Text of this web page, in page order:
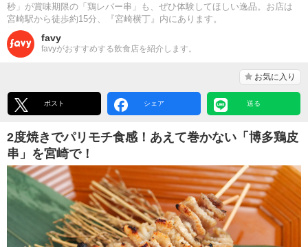
秒」が賞味期限の「鶏レバー串」も、ぜひ体験してほしい逸品。お店は
宮崎駅から徒歩約15分、『宮崎横丁』内にあります。
favy
favyがおすすめする飲食店を紹介します。
お気に入り
ポスト シェア 送る
2度焼きでパリモチ食感！あえて巻かない「博多鶏皮
串」を宮崎で！